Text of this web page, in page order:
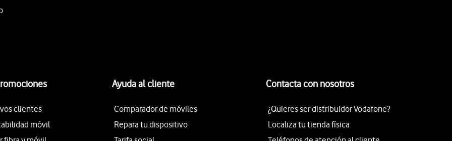
clientes
móvil
Ayuda al cliente
Comparador de móviles
Repara tu dispositivo
Contacta con nosotros
¿Quieres ser distribuidor Vodafone?
Localiza tu tienda física